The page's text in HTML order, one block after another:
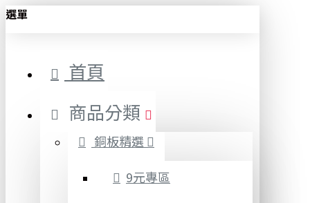
選單
首頁
商品分類
銅板精選
9元專區